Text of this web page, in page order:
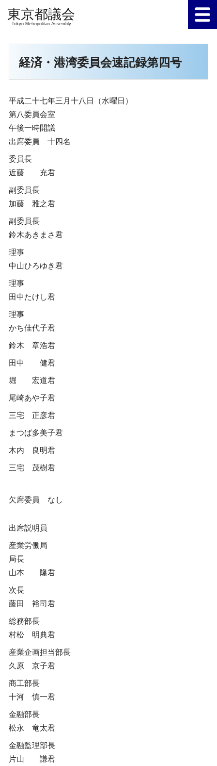
Tokyo Metropolitan Assembly
経済・港湾委員会速記録第四号
平成二十七年三月十八日（水曜日）
第八委員会室
午後一時開議
出席委員 十四名
委員長
近藤 充君
副委員長
加藤 雅之君
副委員長
鈴木あきまさ君
理事
中山ひろゆき君
理事
田中たけし君
理事
かち佳代子君
鈴木 章浩君
田中 健君
堀 宏道君
尾崎あや子君
三宅 正彦君
まつば多美子君
木内 良明君
三宅 茂樹君
欠席委員 なし
出席説明員
産業労働局
局長
山本 隆君
次長
藤田 裕司君
総務部長
村松 明典君
産業企画担当部長
久原 京子君
商工部長
十河 慎一君
金融部長
松永 竜太君
金融監理部長
片山 謙君